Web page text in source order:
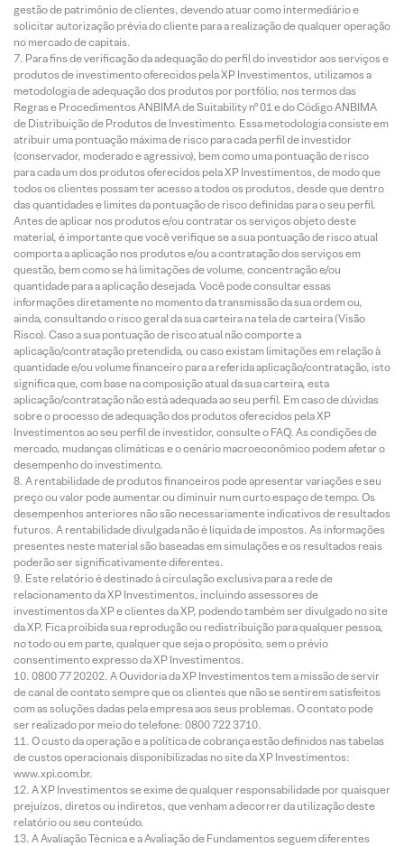
gestão de patrimônio de clientes, devendo atuar como intermediário e
solicitar autorização prévia do cliente para a realização de qualquer operação
no mercado de capitais.
Para fins de verificação da adequação do perfil do investidor aos serviços e
produtos de investimento oferecidos pela XP Investimentos, utilizamos a
metodologia de adequação dos produtos por portfólio, nos termos das
Regras e Procedimentos ANBIMA de Suitability nº 01 e do Código ANBIMA
de Distribuição de Produtos de Investimento. Essa metodologia consiste em
atribuir uma pontuação máxima de risco para cada perfil de investidor
(conservador, moderado e agressivo), bem como uma pontuação de risco
para cada um dos produtos oferecidos pela XP Investimentos, de modo que
todos os clientes possam ter acesso a todos os produtos, desde que dentro
das quantidades e limites da pontuação de risco definidas para o seu perfil.
Antes de aplicar nos produtos e/ou contratar os serviços objeto deste
material, é importante que você verifique se a sua pontuação de risco atual
comporta a aplicação nos produtos e/ou a contratação dos serviços em
questão, bem como se há limitações de volume, concentração e/ou
quantidade para a aplicação desejada. Você pode consultar essas
informações diretamente no momento da transmissão da sua ordem ou,
ainda, consultando o risco geral da sua carteira na tela de carteira (Visão
Risco). Caso a sua pontuação de risco atual não comporte a
aplicação/contratação pretendida, ou caso existam limitações em relação à
quantidade e/ou volume financeiro para a referida aplicação/contratação, isto
significa que, com base na composição atual da sua carteira, esta
aplicação/contratação não está adequada ao seu perfil. Em caso de dúvidas
sobre o processo de adequação dos produtos oferecidos pela XP
Investimentos ao seu perfil de investidor, consulte o FAQ. As condições de
mercado, mudanças climáticas e o cenário macroeconômico podem afetar o
desempenho do investimento.
A rentabilidade de produtos financeiros pode apresentar variações e seu
preço ou valor pode aumentar ou diminuir num curto espaço de tempo. Os
desempenhos anteriores não são necessariamente indicativos de resultados
futuros. A rentabilidade divulgada não é líquida de impostos. As informações
presentes neste material são baseadas em simulações e os resultados reais
poderão ser significativamente diferentes.
Este relatório é destinado à circulação exclusiva para a rede de
relacionamento da XP Investimentos, incluindo assessores de
investimentos da XP e clientes da XP, podendo também ser divulgado no site
da XP. Fica proibida sua reprodução ou redistribuição para qualquer pessoa,
no todo ou em parte, qualquer que seja o propósito, sem o prévio
consentimento expresso da XP Investimentos.
0800 77 20202. A Ouvidoria da XP Investimentos tem a missão de servir
de canal de contato sempre que os clientes que não se sentirem satisfeitos
com as soluções dadas pela empresa aos seus problemas. O contato pode
ser realizado por meio do telefone: 0800 722 3710.
O custo da operação e a política de cobrança estão definidos nas tabelas
de custos operacionais disponibilizadas no site da XP Investimentos:
www.xpi.com.br.
A XP Investimentos se exime de qualquer responsabilidade por quaisquer
prejuízos, diretos ou indiretos, que venham a decorrer da utilização deste
relatório ou seu conteúdo.
A Avaliação Técnica e a Avaliação de Fundamentos seguem diferentes